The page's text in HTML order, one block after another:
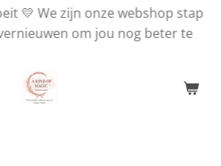
💛 We zijn onze webshop stap
om jou nog beter te